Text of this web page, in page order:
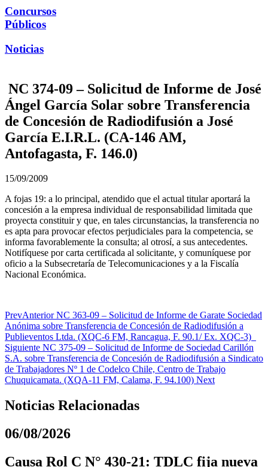
Concursos
Públicos
Noticias
NC 374-09 – Solicitud de Informe de José
Ángel García Solar sobre Transferencia
de Concesión de Radiodifusión a José
García E.I.R.L. (CA-146 AM,
Antofagasta, F. 146.0)
15/09/2009
A fojas 19: a lo principal, atendido que el actual titular aportará la
concesión a la empresa individual de responsabilidad limitada que
proyecta constituir y que, en tales circunstancias, la transferencia no
es apta para provocar efectos perjudiciales para la competencia, se
informa favorablemente la consulta; al otrosí, a sus antecedentes.
Notifíquese por carta certificada al solicitante, y comuníquese por
oficio a la Subsecretaría de Telecomunicaciones y a la Fiscalía
Nacional Económica.
PrevAnteriorNC 363-09 – Solicitud de Informe de Garate Sociedad
Anónima sobre Transferencia de Concesión de Radiodifusión a
Publieventos Ltda. (XQC-6 FM, Rancagua, F. 90.1/ Ex. XQC-3)
Siguiente NC 375-09 – Solicitud de Informe de Sociedad Carillón
S.A. sobre Transferencia de Concesión de Radiodifusión a Sindicato
de Trabajadores Nº 1 de Codelco Chile, Centro de Trabajo
Chuquicamata. (XQA-11 FM, Calama, F. 94.100) Next
Noticias Relacionadas
06/08/2026
Causa Rol C N° 430-21: TDLC fija nueva